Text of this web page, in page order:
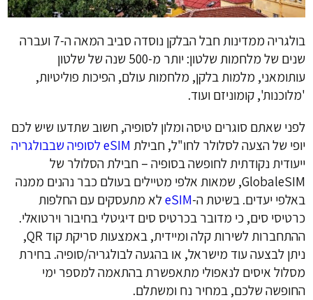
בולגריה ממדינות חבל הבלקן נוסדה סביב המאה ה-7 ועברה
שנים של מלחמות שלטון: יותר מ-500 שנה של שלטון
עותומאני, מלמות בלקן, מלחמות עולם, הפיכות פוליטיות,
'מלוכנות', קומוניזם ועוד.
לפני שאתם סוגרים טיסה ומלון לסופיה, חשוב שתדעו שיש לכם
יופי של הצעה לסלולר לחו"ל, חבילתeSIM לסופיה שבבולגריה
ייעודית נקודתית לחופשה בסופיה – חבילת הסלולר של
GlobaleSIM, שמאות אלפי מטיילים בעולם כבר נהנים ממנה
באלפי יעדים. בשיטת ה-eSIMלא מתעסקים עם החלפות
כרטיסי סים, כי מדובר בכרטיס סים דיגיטלי בחיבור וירטואלי.
ההתחברות לשירות קלה ומיידית, באמצעות סריקת קוד QR,
ניתן לבצעה עוד מישראל, או בהגעה לבולגריה/סופיה. בחירת
מסלול איסים לנאפולי מתאפשרת בהתאמה למספר ימי
החופשה שלכם, במחיר נח ומשתלם.